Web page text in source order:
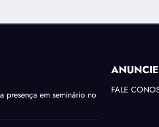
presença em seminário no
FALE